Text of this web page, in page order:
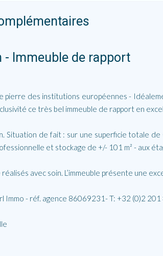
- Immeuble de rapport
pierre des institutions européennes -
ce très bel immeuble de rapport en
Situation de fait : sur une superficie totale de
et stockage de +/- 101 m² - aux
avec soin. L’immeuble présente une
Immo - réf. agence 86069231- T: +32 (0)2